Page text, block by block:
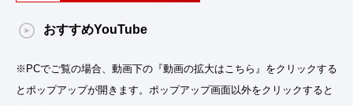
おすすめYouTube
※PCでご覧の場合、動画下の『動画の拡大はこちら』をクリックする
とポップアップが開きます。ポップアップ画面以外をクリックすると